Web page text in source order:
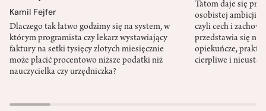
Kamil Fejfer
Dlaczego tak łatwo godzimy się na system, w
którym programista czy lekarz wystawiający
faktury na setki tysięcy złotych miesięcznie
może płacić procentowo niższe podatki niż
nauczycielka czy urzędniczka?
Tatom daje się
osobistej ambicji,
czyli cech i
przedstawia się
opiekuńcze,
cierpliwe i